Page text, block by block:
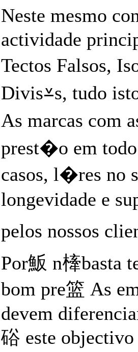
Neste mesmo
actividade
Tectos Falsos,
Divis⩡s, tudo
As marcas com
prest�o em
casos, l�res no
longevidade e
pelos nossos
Por魬 n㯠basta
bom pre篮 As
devem
硲 este objectivo